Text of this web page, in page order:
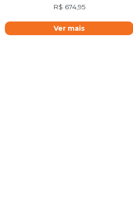
R$ 674,95
Ver mais